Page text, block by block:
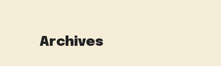
Archives